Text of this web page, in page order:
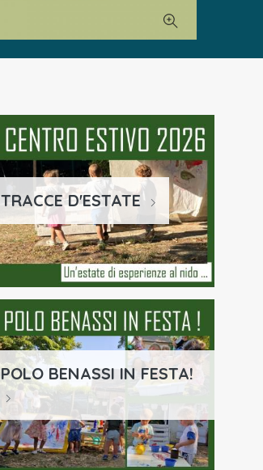
TRACCE D'ESTATE
POLO BENASSI IN FESTA!